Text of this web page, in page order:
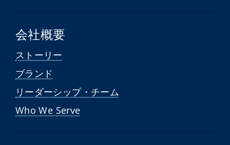
会社概要
ストーリー
ブランド
リーダーシップ・チーム
Who We Serve